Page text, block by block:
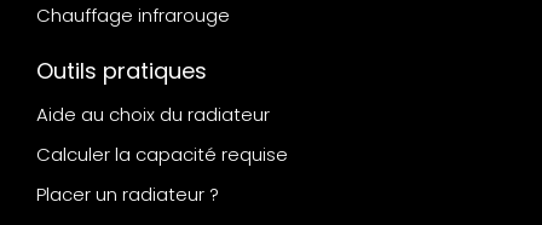
Chauffage infrarouge
Outils pratiques
Aide au choix du radiateur
Calculer la capacité requise
Placer un radiateur ?